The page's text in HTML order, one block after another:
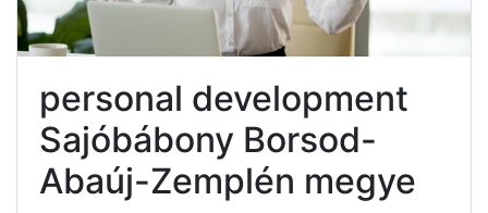
personal development
Sajóbábony Borsod-
Abaúj-Zemplén megye